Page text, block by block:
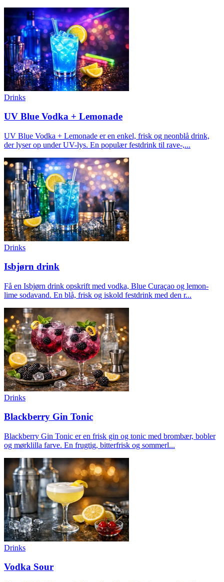
Drinks
UV Blue Vodka + Lemonade
UV Blue Vodka + Lemonade er en enkel, frisk og neonblå drink,
der lyser op under UV-lys. En populær festdrink til rave-,...
Drinks
Isbjørn drink
Få en Isbjørn drink opskrift med vodka, Blue Curaçao og lemon-
lime sodavand. En blå, frisk og iskold festdrink med den r...
Drinks
Blackberry Gin Tonic
Blackberry Gin Tonic er en frisk gin og tonic med brombær, bobler
og mørklilla farve. En frugtig, bitterfrisk og sommerl...
Drinks
Vodka Sour